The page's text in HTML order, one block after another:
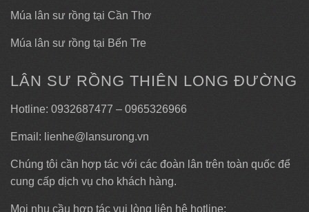
Múa lân sư rồng tại Cần Thơ
Múa lân sư rồng tại Bến Tre
LÂN SƯ RỒNG THIÊN LONG ĐƯỜNG
Hotline: 0932687477 – 0965326966
Email: lienhe@lansurong.vn
Chúng tôi cần hợp tác với các đoàn lân trên toàn quốc để
cung cấp dịch vụ cho khách hàng.
Mọi nhu cầu hợp tác vui lòng liên hệ hotline: